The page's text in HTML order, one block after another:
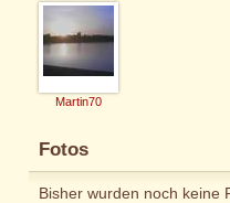
Martin70
Fotos
Bisher wurden noch keine